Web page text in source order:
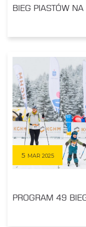
BIEG PIASTÓW
5 MAR 2025
PROGRAM 49